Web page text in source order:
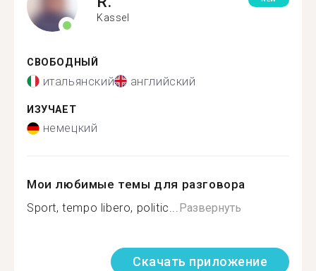
Kassel
СВОБОДНЫЙ
итальянский английский
ИЗУЧАЕТ
немецкий
Мои любимые темы для разговора
Sport, tempo libero, politic...Развернуть
Скачать приложение